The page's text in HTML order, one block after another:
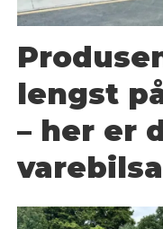
lengst
– her er